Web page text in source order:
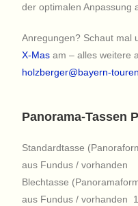
der optimalen Anpassung
Anregungen? Schaut mal
X-Mas am – alles weitere
holzberger@bayern-
Panorama-Tassen
Standardtasse
aus Fundus /
Blechtasse
aus Fundus / vorhanden